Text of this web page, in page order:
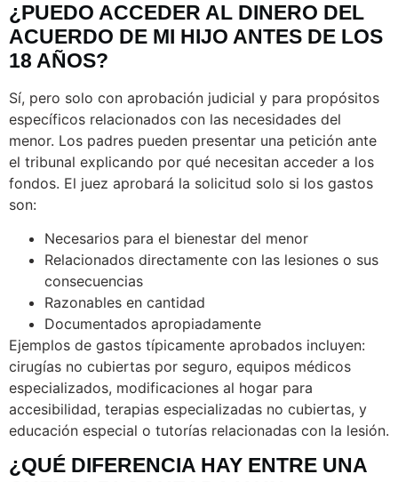
¿PUEDO ACCEDER AL DINERO DEL
ACUERDO DE MI HIJO ANTES DE LOS
18 AÑOS?
Sí, pero solo con aprobación judicial y para propósitos
específicos relacionados con las necesidades del
menor. Los padres pueden presentar una petición ante
el tribunal explicando por qué necesitan acceder a los
fondos. El juez aprobará la solicitud solo si los gastos
son:
Necesarios para el bienestar del menor
Relacionados directamente con las lesiones o sus
consecuencias
Razonables en cantidad
Documentados apropiadamente
Ejemplos de gastos típicamente aprobados incluyen:
cirugías no cubiertas por seguro, equipos médicos
especializados, modificaciones al hogar para
accesibilidad, terapias especializadas no cubiertas, y
educación especial o tutorías relacionadas con la lesión.
¿QUÉ DIFERENCIA HAY ENTRE UNA